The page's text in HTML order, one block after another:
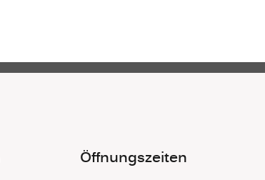
Öffnungszeiten